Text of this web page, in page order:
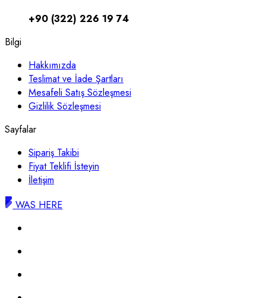
+90 (322) 226 19 74
Bilgi
Hakkımızda
Teslimat ve İade Şartları
Mesafeli Satış Sözleşmesi
Gizlilik Sözleşmesi
Sayfalar
Sipariş Takibi
Fiyat Teklifi İsteyin
İletişim
WAS HERE